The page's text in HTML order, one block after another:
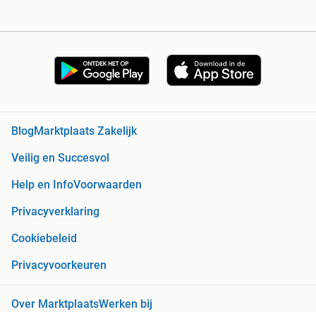
Blog Marktplaats Zakelijk
Veilig en Succesvol
Help en InfoVoorwaarden
Privacyverklaring
Cookiebeleid
Privacyvoorkeuren
Over MarktplaatsWerken bij